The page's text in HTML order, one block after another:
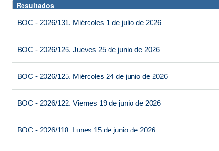
Resultados
BOC - 2026/131. Miércoles 1 de julio de 2026
BOC - 2026/126. Jueves 25 de junio de 2026
BOC - 2026/125. Miércoles 24 de junio de 2026
BOC - 2026/122. Viernes 19 de junio de 2026
BOC - 2026/118. Lunes 15 de junio de 2026